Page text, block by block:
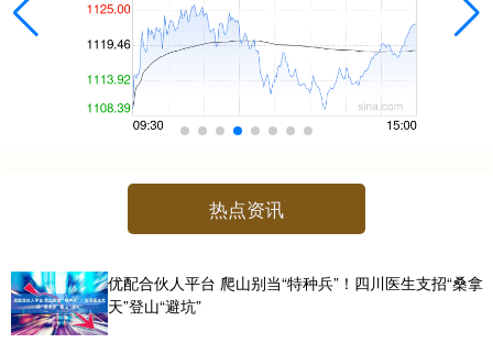
热点资讯
优配合伙人平台 爬山别当“特种兵”！四川医生支招“桑拿
天”登山“避坑”